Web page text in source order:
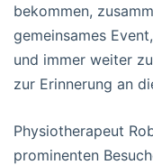
bekommen,
gemeinsames
und immer weiter
zur Erinnerung an
Physiotherapeut
prominenten